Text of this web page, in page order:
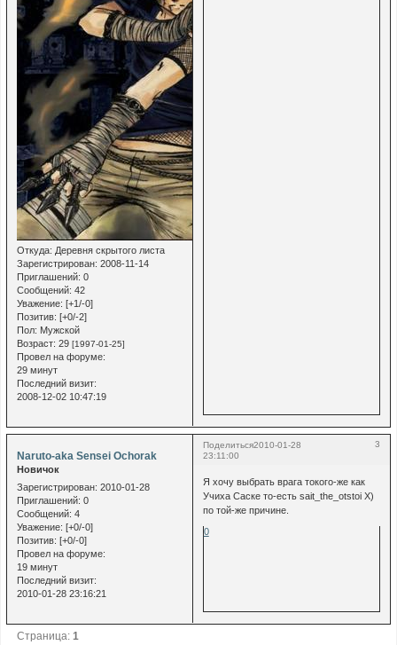
Откуда: Деревня скрытого листа
Зарегистрирован: 2008-11-14
Приглашений: 0
Сообщений: 42
Уважение: [+1/-0]
Позитив: [+0/-2]
Пол: Мужской
Возраст: 29 [1997-01-25]
Провел на форуме:
29 минут
Последний визит:
2008-12-02 10:47:19
Поделиться 3
2010-01-28
23:11:00
Naruto-aka Sensei Ochorak
Новичок
Зарегистрирован: 2010-01-28
Приглашений: 0
Сообщений: 4
Уважение: [+0/-0]
Позитив: [+0/-0]
Провел на форуме:
19 минут
Последний визит:
2010-01-28 23:16:21
Я хочу выбрать врага токого-же как
Учиха Саске то-есть sait_the_otstoi Х)
по той-же причине.
0
Страница: 1